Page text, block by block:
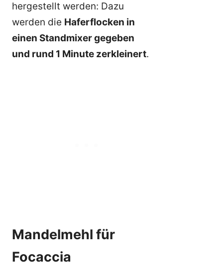
hergestellt werden: Dazu
werden die Haferflocken in
einen Standmixer gegeben
und rund 1 Minute zerkleinert.
Mandelmehl für
Focaccia